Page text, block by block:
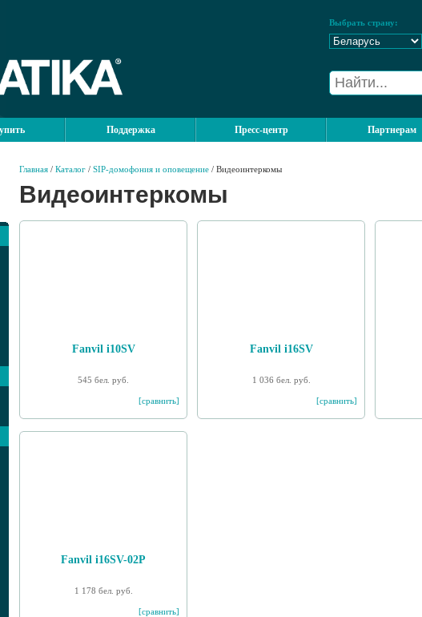
Выбрать страну:
Поддержка Пресс-центр Партнерам
Главная / Каталог / SIP-домофония и оповещение / Видеоинтеркомы
Видеоинтеркомы
Fanvil i10SV
545 бел. руб.
[сравнить]
Fanvil i16SV
1 036 бел. руб.
[сравнить]
Fanvil i16SV-02P
1 178 бел. руб.
[сравнить]